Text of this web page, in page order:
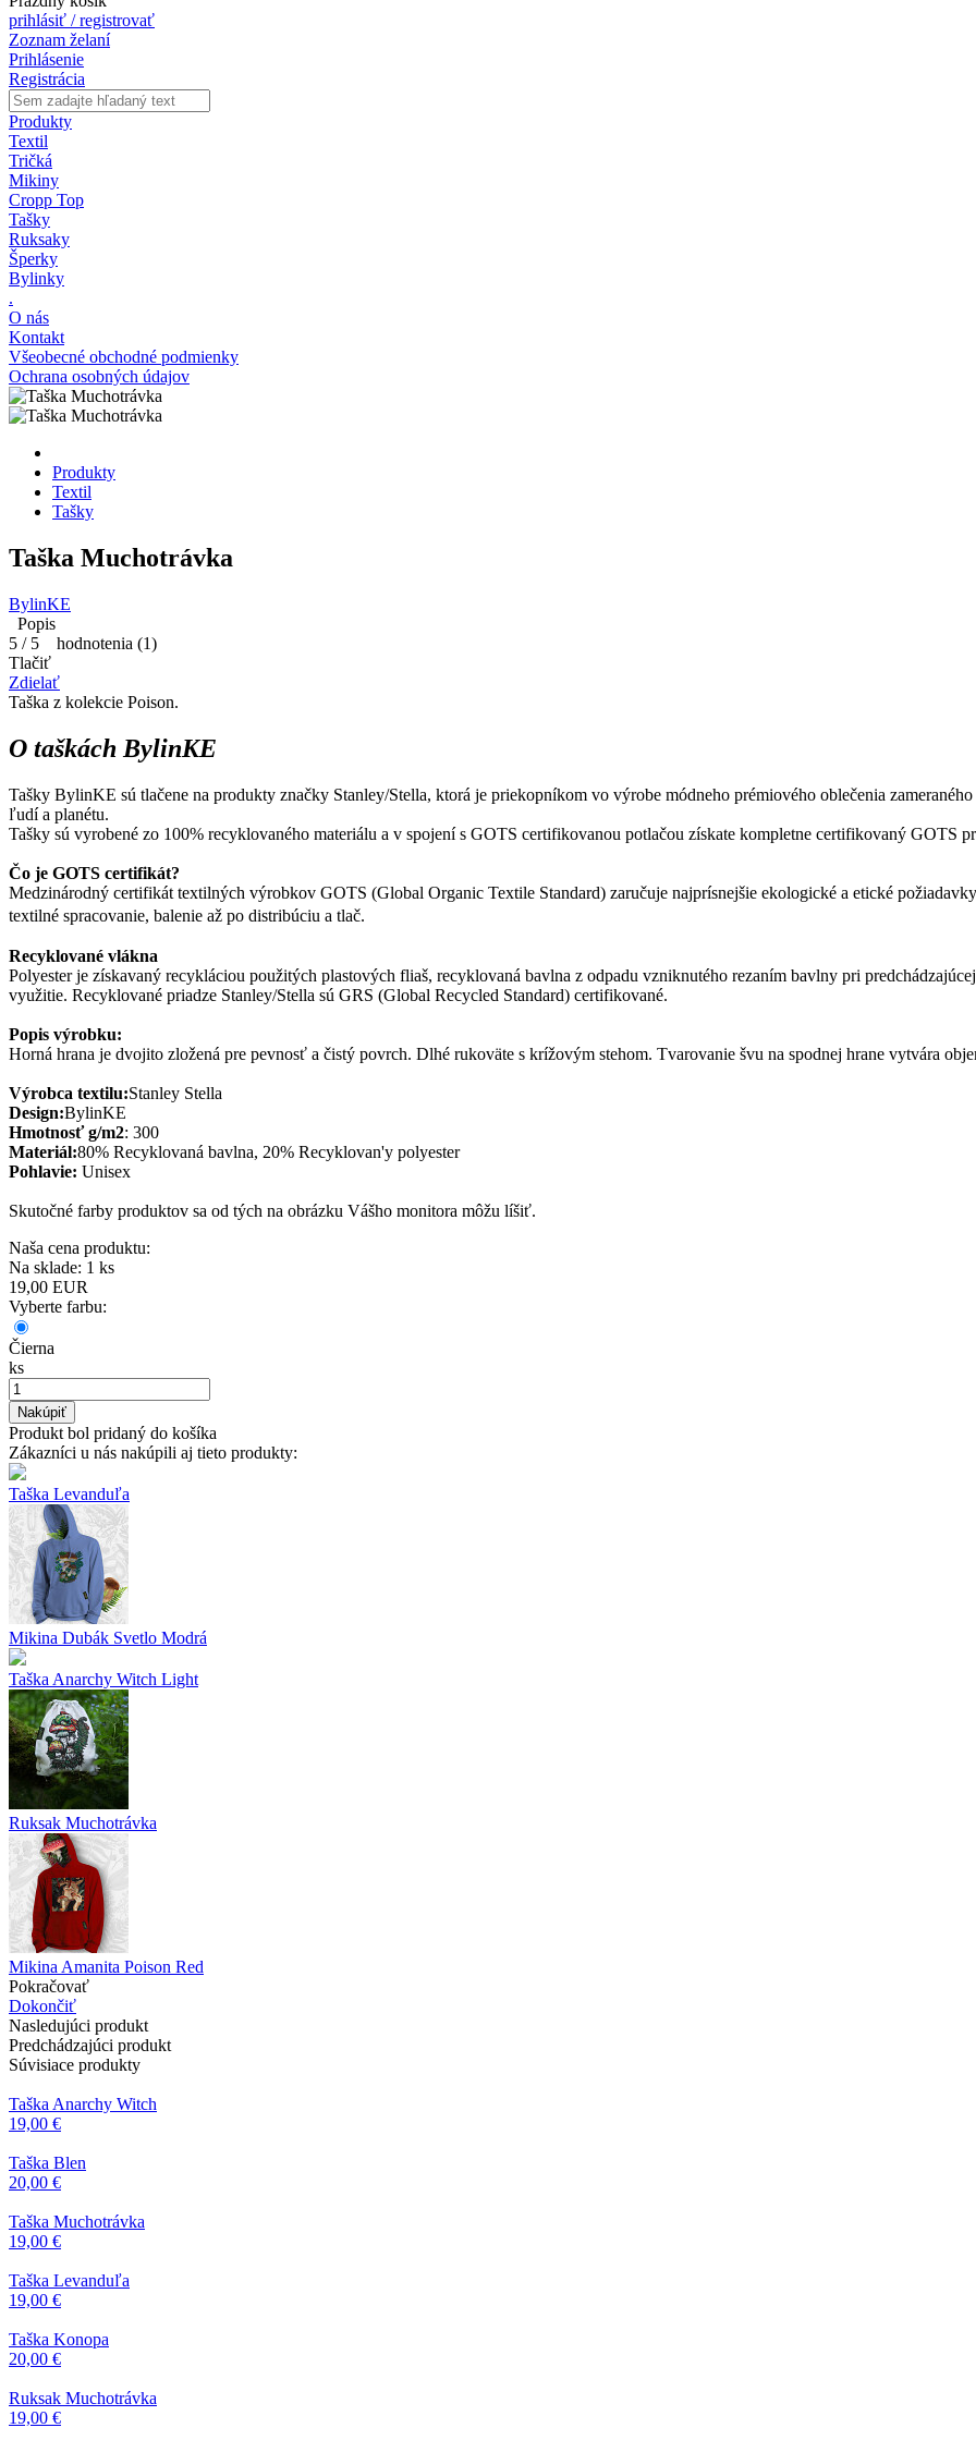
prihlásiť / registrovať
Zoznam želaní
Prihlásenie
Registrácia
Produkty
Textil
Tričká
Mikiny
Cropp Top
Tašky
Ruksaky
Šperky
Bylinky
.
O nás
Kontakt
Všeobecné obchodné podmienky
Ochrana osobných údajov
Produkty
Textil
Tašky
Taška Muchotrávka
BylinKE
Popis
5 / 5 hodnotenia (1)
Tlačiť
Zdielať
Taška z kolekcie Poison.
O taškách BylinKE
Tašky BylinKE sú tlačene na produkty značky Stanley/Stella, ktorá je priekopníkom vo výrobe módneho prémiového oblečenia
ľudí a planét​u​.
Tašky sú vyrobené zo 100% recyklovaného materiálu a v spojení s GOTS certifikovanou potlačou získate kompletne certifikovaný GOTS
Čo je GOTS certifikát​?​
Medzinárodný certifikát textilných výrobkov GOTS (Global Organic Textile Standard) zaručuje najprísnejšie ekologické a etické
textilné spracovanie, balenie až po distribúciu a tlač.
​Recyklované vlákna
Polyester je získavaný recykláciou použitých plastových fliaš, recyklovaná bavlna z odpadu vzniknutého rezaním bavlny pri
využitie. Recyklované priadze Stanley/Stella sú GRS (Global Recycled Standard) certifikované.
Popis výrobku:
Horná hrana je dvojito zložená pre pevnosť a čistý povrch. Dlhé rukoväte s krížovým stehom. Tvarovanie švu na spodnej hrane vytvára
Výrobca textilu:Stanley Stella
Design:BylinKE
Hmotnosť g/m2: 300
Materiál:80% Recyklovaná bavlna, 20% Recyklovan'y polyester
Pohlavie: Unisex
Skutočné farby produktov sa od tých na obrázku Vášho monitora môžu líšiť.
Naša cena produktu:
Na sklade: 1 ks
19,00 EUR
Vyberte farbu:
Čierna
ks
Nakúpiť
Produkt bol pridaný do košíka
Zákazníci u nás nakúpili aj tieto produkty:
Taška Levanduľa
Mikina Dubák Svetlo Modrá
Taška Anarchy Witch Light
Ruksak Muchotrávka
Mikina Amanita Poison Red
Pokračovať
Dokončiť
Nasledujúci produkt
Predchádzajúci produkt
Súvisiace produkty
Taška Anarchy Witch
19,00 €
Taška Blen
20,00 €
Taška Muchotrávka
19,00 €
Taška Levanduľa
19,00 €
Taška Konopa
20,00 €
Ruksak Muchotrávka
19,00 €